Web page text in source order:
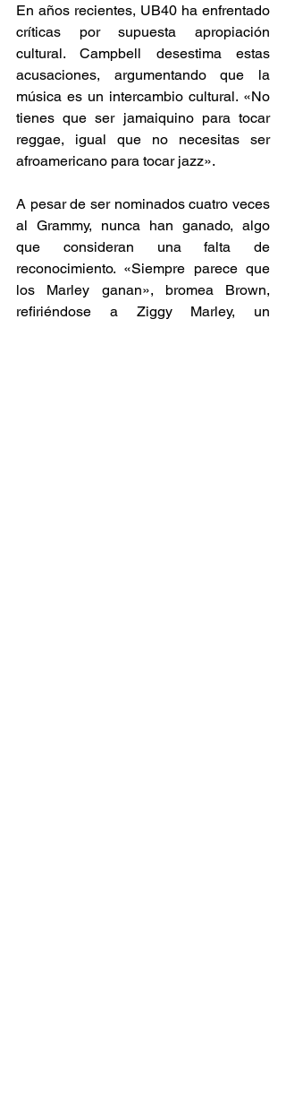
En años recientes, UB40 ha enfrentado
críticas por supuesta apropiación
cultural. Campbell desestima estas
acusaciones, argumentando que la
música es un intercambio cultural. «No
tienes que ser jamaiquino para tocar
reggae, igual que no necesitas ser
afroamericano para tocar jazz».
A pesar de ser nominados cuatro veces
al Grammy, nunca han ganado, algo
que consideran una falta de
reconocimiento. «Siempre parece que
los Marley ganan», bromea Brown,
refiriéndose a Ziggy Marley, un